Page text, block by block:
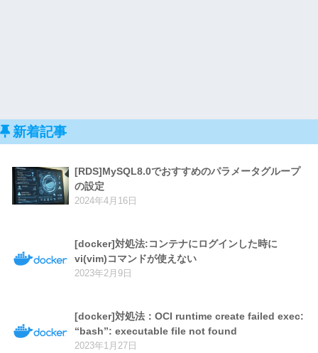
新着記事
[RDS]MySQL8.0でおすすめのパラメータグループ
の設定
2024年4月16日
[docker]対処法:コンテナにログインした時に
vi(vim)コマンドが使えない
2023年2月9日
[docker]対処法：OCI runtime create failed exec:
“bash”: executable file not found
2023年1月27日